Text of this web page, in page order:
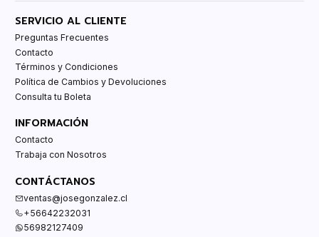
SERVICIO AL CLIENTE
Preguntas Frecuentes
Contacto
Términos y Condiciones
Política de Cambios y Devoluciones
Consulta tu Boleta
INFORMACIÓN
Contacto
Trabaja con Nosotros
CONTÁCTANOS
ventas@josegonzalez.cl
+56642232031
56982127409